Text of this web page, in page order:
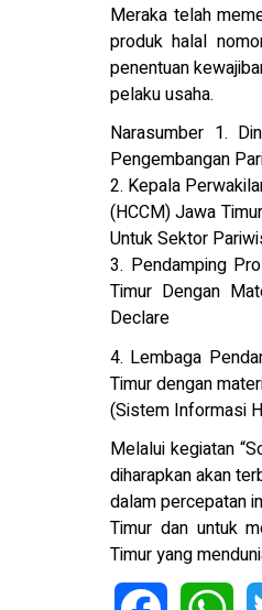
Meraka telah
produk halal
penentuan
pelaku usaha.
Narasumber 1.
Pengembangan
2. Kepala
(HCCM) Jawa
Untuk Sektor
3. Pendamping
Timur Dengan
Declare
4. Lembaga
Timur dengan
(Sistem Informasi
Melalui kegiatan
diharapkan akan
dalam percepatan
Timur dan untuk
Timur yang